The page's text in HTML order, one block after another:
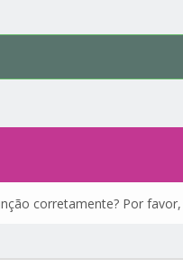
corretamente? Por